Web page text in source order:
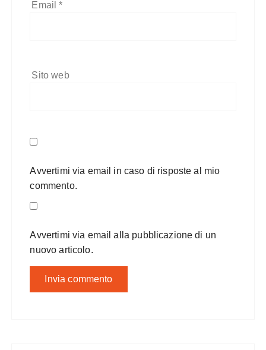
Email*
Sito web
Avvertimi via email in caso di risposte al mio
commento.
Avvertimi via email alla pubblicazione di un
nuovo articolo.